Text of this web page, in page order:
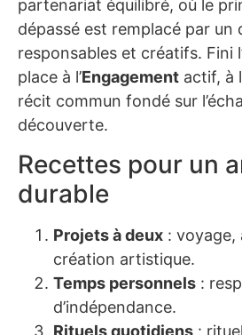
partenariat équilibré, où le
dépassé est remplacé par un
responsables et créatifs. Fini
place à l’Engagement actif, à
récit commun fondé sur
découverte.
Recettes pour un
durable
Projets à deux : voyage,
création artistique.
Temps personnels :
d’indépendance.
Rituels quotidiens :